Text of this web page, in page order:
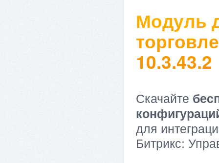
Модуль
10.3.43.2
Скачайте
для
Битрикс: